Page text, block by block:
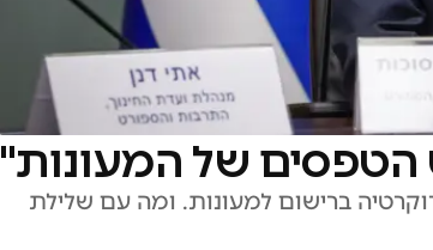
הטפסים של המעונות"
ברישום למעונות. ומה עם שלילת